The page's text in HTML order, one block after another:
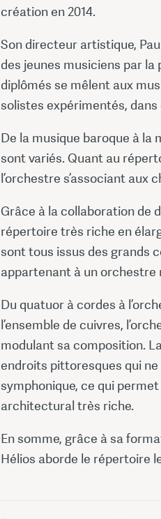
création en 2014.
Son directeur artistique,
des jeunes musiciens par la
diplômés se mêlent aux
solistes expérimentés,
De la musique baroque à la
sont variés. Quant au
l’orchestre s’associant
Grâce à la collaboration de
répertoire très riche en
sont tous issus des grands
appartenant à un orchestre
Du quatuor à cordes à
l’ensemble de cuivres,
modulant sa composition.
endroits pittoresques qui
symphonique, ce qui
architectural très riche.
En somme, grâce à sa
Hélios aborde le répertoire